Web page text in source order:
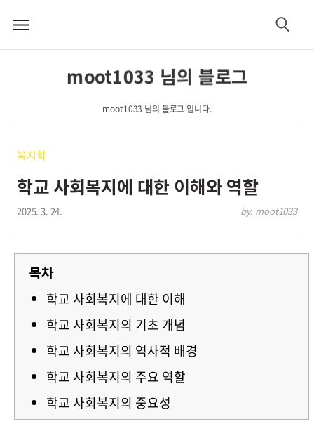
메
검
moot1033 님의 블로그
moot1033 님의 블로그 입니다.
복지학
학교 사회복지에 대한 이해와 역할
2025. 3. 24. by. moot1033
목차
학교 사회복지에 대한 이해
학교 사회복지의 기초 개념
학교 사회복지의 역사적 배경
학교 사회복지의 주요 역할
학교 사회복지의 중요성